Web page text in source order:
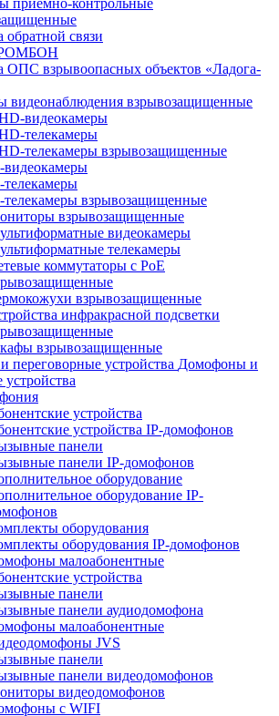
приемно-контрольные
обратной связи
ОПС взрывоопасных объектов «Ладога-
видеонаблюдения взрывозащищенные
видеокамеры
телекамеры
телекамеры взрывозащищенные
видеокамеры
телекамеры
телекамеры взрывозащищенные
взрывозащищенные
видеокамеры
телекамеры
коммутаторы с РоЕ
взрывозащищенные
инфракрасной подсветки
взрывозащищенные
Домофоны и
устройства
устройства IP-домофонов
панели
панели IP-домофонов
оборудование
оборудование IP-
оборудования
оборудования IP-домофонов
малоабонентные
устройства
панели
панели аудиодомофона
малоабонентные
JVS
панели
панели видеодомофонов
видеодомофонов
с WIFI